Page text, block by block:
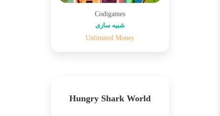
Codigames
شبیه سازی
Unlimited Money
Hungry Shark World